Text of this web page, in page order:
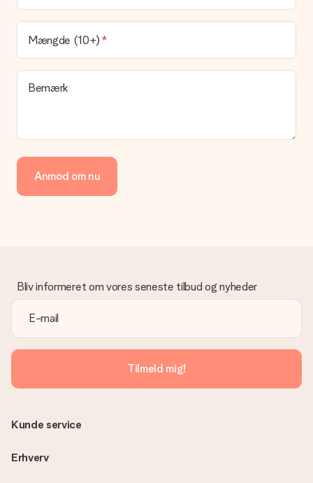
at vores postfirma leverer din gave på denne dag.
Hvilke leveringsmuligheder kan jeg vælge?
I øjeblikket er det ikke (endnu) muligt at vælge en
leveringsindstilling. Den gave, du vil bestille, sendes enten som
en pakke eller som postkasse levering. Vil du gerne vide
hvilken måde din ordre sendes på? Kontakt venligst vores
Vi tilbyder følgende betalingsmetoder: Dankort, Paypal,
kreditkort, faktura via Klarna eller bankoverførsel. I tilfælde af
manuel betaling overførsel, skal du tage højde for en ekstra 3
venligst vores kundeservice, de hjælper gerne med at finde en
passende løsning.
Er fakturaen sendt sammen med ordren?
Ingen faktura sendes med din ordre. Du modtager altid
fakturaen i bekræftelsesemailen, og du kan altid finde den i din
MySurprise-konto. Det betyder at du kan få gaven leveret
direkte til modtageren, hvilket gør det til en sand
overraskelse!
Mængde (10+)
Bemærk
Anmod om nu
Bliv informeret om vores seneste tilbud og nyheder
Tilmeld mig!
Kunde service
Erhverv